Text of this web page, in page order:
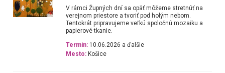
V rámci Župných dní sa opäť môžeme stretnúť na
verejnom priestore a tvoriť pod holým nebom.
Tentokrát pripravujeme veľkú spoločnú mozaiku a
papierové tkanie.
Termín: 10.06.2026 a ďalšie
Mesto: Košice